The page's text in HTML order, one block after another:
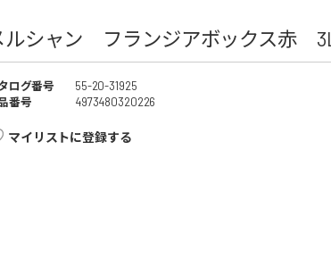
ルシャン フランジアボックス赤 3L
ログ番号
55-20-31925
番号
4973480320226
マイリストに登録する